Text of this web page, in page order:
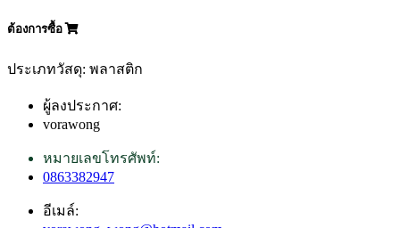
ต้องการซื้อ
ประเภทวัสดุ: พลาสติก
ผู้ลงประกาศ:
vorawong
หมายเลขโทรศัพท์:
0863382947
อีเมล์: